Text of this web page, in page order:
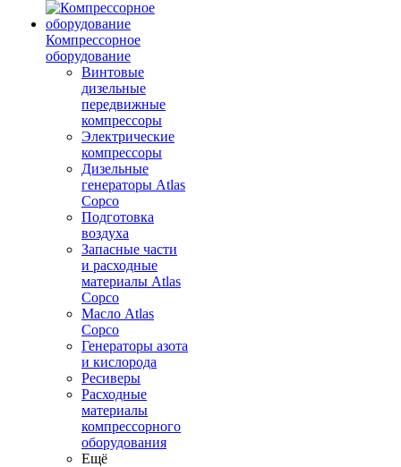
Компрессорное
оборудование
Винтовые
дизельные
передвижные
компрессоры
Электрические
компрессоры
Дизельные
генераторы Atlas
Copco
Подготовка
воздуха
Запасные части
и расходные
материалы Atlas
Copco
Масло Atlas
Copco
Генераторы азота
и кислорода
Ресиверы
Расходные
материалы
компрессорного
оборудования
Ещё